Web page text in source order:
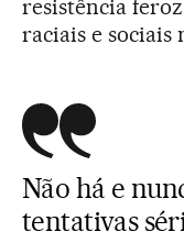
resistência
raciais e sociais
Não há e
tentativas